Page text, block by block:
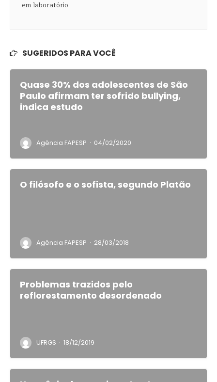
SUGERIDOS PARA VOCÊ
Quase 30% dos adolescentes de São
Paulo afirmam ter sofrido bullying,
indica estudo
Agência FAPESP · 04/02/2020
O filósofo e o sofista, segundo Platão
Agência FAPESP · 28/03/2018
Problemas trazidos pelo
reflorestamento desordenado
UFRGS · 18/12/2019